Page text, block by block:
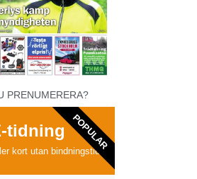
PRENUMERERA?
tidning
kort utan bindningstid
POPULAR